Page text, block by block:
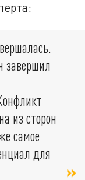
завершил
из сторон
самое
для